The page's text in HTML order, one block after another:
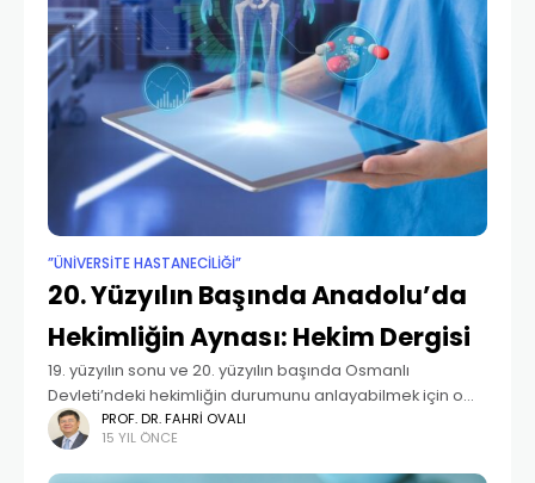
”ÜNIVERSITE HASTANECILIĞI”
20. Yüzyılın Başında Anadolu’da
Hekimliğin Aynası: Hekim Dergisi
19. yüzyılın sonu ve 20. yüzyılın başında Osmanlı
Devleti’ndeki hekimliğin durumunu anlayabilmek için o
dönemde yayımlanan süreli yayınlara ve devlet
arşivlerine bakılabilir. O dönemde, Trabzon’da
yayımlanan “Hekim” dergisi, bu konuda
PROF. DR. FAHRI OVALI
15 YIL ÖNCE